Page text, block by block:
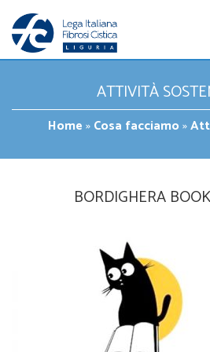
ATTIVITÀ
Home»Cosa facciamo»
BORDIGHERA